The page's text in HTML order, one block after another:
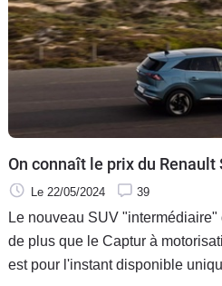
On connaît le prix du
Le 22/05/2024 39
Le nouveau SUV
de plus que le Captur à
est pour l'instant disponible